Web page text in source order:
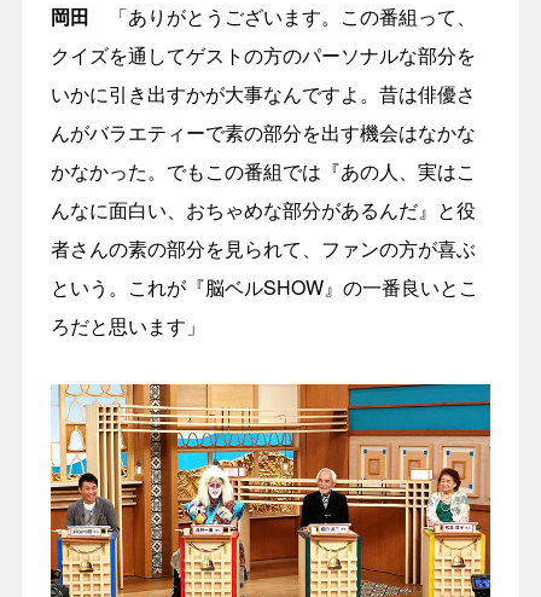
岡田 「ありがとうございます。この番組って、
クイズを通してゲストの方のパーソナルな部分を
いかに引き出すかが大事なんですよ。昔は俳優さ
んがバラエティーで素の部分を出す機会はなかな
かなかった。でもこの番組では『あの人、実はこ
んなに面白い、おちゃめな部分があるんだ』と役
者さんの素の部分を見られて、ファンの方が喜ぶ
という。これが『脳ベルSHOW』の一番良いとこ
ろだと思います」